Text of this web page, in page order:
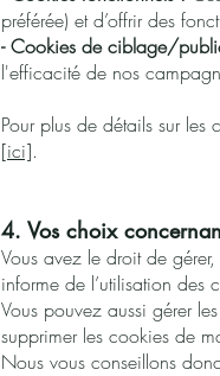
préférée) et d’offrir des
- Cookies de ciblage/
l'efficacité de nos
Pour plus de détails sur
[ici].
4. Vos choix
Vous avez le droit de
informe de l’utilisation des
Vous pouvez aussi gérer
supprimer les cookies de
Nous vous conseillons